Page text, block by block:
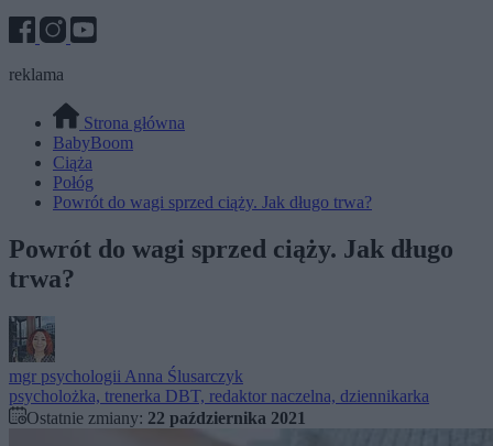
reklama
Strona główna
BabyBoom
Ciąża
Połóg
Powrót do wagi sprzed ciąży. Jak długo trwa?
Powrót do wagi sprzed ciąży. Jak długo
trwa?
mgr psychologii Anna Ślusarczyk
psycholożka, trenerka DBT, redaktor naczelna, dziennikarka
Ostatnie zmiany: 22 października 2021